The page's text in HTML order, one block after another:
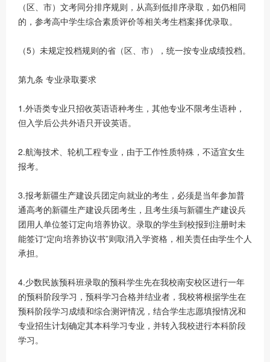
（区、市）文考同分排序规则，从高到低排序录取，如仍相同
的，参考高中学生综合素质评价等相关考生档案择优录取。
（5）未规定投档规则的省（区、市），统一按专业成绩投档。
第九条 专业录取要求
1.外语类专业只招收英语语种考生，其他专业不限考生语种，
但入学后公共外语只开设英语。
2.航海技术、轮机工程专业，由于工作性质特殊，不适宜女生
报考。
3.报考新疆生产建设兵团定向就业的考生，必须是当年参加普
通高考的新疆生产建设兵团考生，且考生须与新疆生产建设兵
团用人单位签订定向培养协议。录取的学生到校报到注册时未
能签订“定向培养协议书”则取消入学资格，相关责任由学生个人
承担。
4.少数民族预科班录取的预科学生先在我校南安校区进行一年
的预科阶段学习，预科学习合格并结业者，我校将根据学生在
预科阶段学习成绩和综合测评情况，结合学生志愿填报情况和
专业招生计划确定其本科学习专业，并转入我校进行本科阶段
学习。